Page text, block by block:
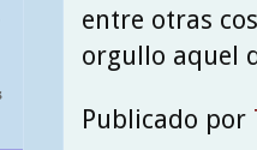
entre otras
orgullo aquel
Publicado por